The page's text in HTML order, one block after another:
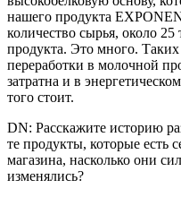
нашего продукта
количество сырья, около
продукта. Это много.
переработки в молочной
затратна и в
того стоит.
DN: Расскажите историю
те продукты, которые есть
магазина, насколько они
изменялись?